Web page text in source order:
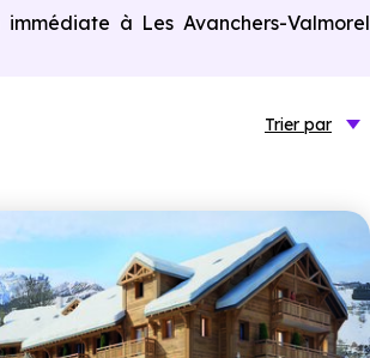
à Les Avanchers-Valmorel
Trier par